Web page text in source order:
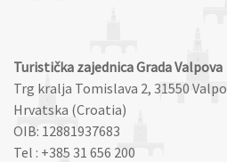
Turistička zajednica Grada Valpova
Trg kralja Tomislava 2, 31550
Hrvatska (Croatia)
OIB: 12881937683
Tel : +385 31 656 200